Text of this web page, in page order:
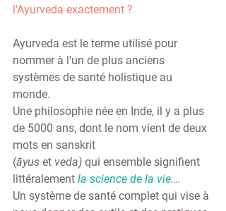
l'Ayurveda exactement ?
Ayurveda est le terme utilisé pour
nommer à l’un de plus anciens
systèmes de santé holistique au
monde.
Une philosophie née en Inde, il y a plus
de 5000 ans, dont le nom vient de deux
mots en sanskrit
(āyus et veda) qui ensemble signifient
littéralement la science de la vie….
Un système de santé complet qui vise à